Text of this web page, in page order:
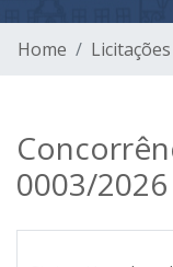
Home Licitações
0003/2026